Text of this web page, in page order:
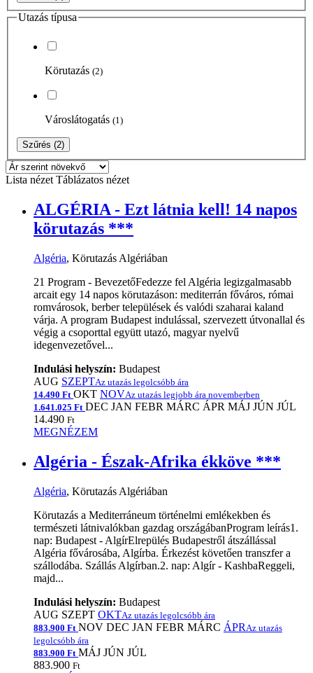
Utazás típusa
Körutazás (2)
Városlátogatás (1)
Szűrés (2)
Lista nézet Táblázatos nézet
ALGÉRIA - Ezt látnia kell! 14 napos
körutazás ***
Algéria, Körutazás Algériában
21 Program - BevezetőFedezze fel Algéria legizgalmasabb
arcait egy 14 napos körutazáson: mediterrán főváros, római
romvárosok, berber települések és valódi szaharai kaland
várja. A program Budapest indulással, szervezett útvonallal és
végig a csoporttal együtt utazó, magyar nyelvű
idegenvezetővel...
Indulási helyszín: Budapest
AUG SZEPTAz utazás legolcsóbb ára
14.490 Ft OKT NOVAz utazás legjobb ára novemberben
1.641.025 Ft DEC JAN FEBR MÁRC ÁPR MÁJ JÚN JÚL
14.490 Ft
MEGNÉZEM
Algéria - Észak-Afrika ékköve ***
Algéria, Körutazás Algériában
Körutazás a Mediterráneum történelmi emlékekben és
természeti látnivalókban gazdag országábanProgram leírás1.
nap: Budapest - AlgírElrepülés Budapestről átszállással
Algéria fővárosába, Algírba. Érkezést követően transzfer a
szállodába. Szállás Algírban.2. nap: Algír - KashbaReggeli,
majd...
Indulási helyszín: Budapest
AUG SZEPT OKTAz utazás legolcsóbb ára
883.900 Ft NOV DEC JAN FEBR MÁRC ÁPR Az utazás
legolcsóbb ára
883.900 Ft MÁJ JÚN JÚL
883.900 Ft